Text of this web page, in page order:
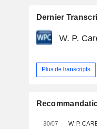
Dernier
W. P.
Plus de transcripts
30/07 W. P.